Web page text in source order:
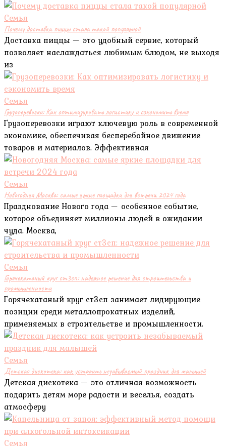
Семья
Почему доставка пиццы стала такой популярной
Доставка пиццы — это удобный сервис, который
позволяет наслаждаться любимым блюдом, не выходя
из
Семья
Грузоперевозки: Как оптимизировать логистику и сэкономить время
Грузоперевозки играют ключевую роль в современной
экономике, обеспечивая бесперебойное движение
товаров и материалов. Эффективная
Семья
Новогодняя Москва: самые яркие площадки для встречи 2024 года
Празднование Нового года — особенное событие,
которое объединяет миллионы людей в ожидании
чуда. Москва,
Семья
Горячекатаный круг ст3сп: надежное решение для строительства и
промышленности
Горячекатаный круг ст3сп занимает лидирующие
позиции среди металлопрокатных изделий,
применяемых в строительстве и промышленности.
Семья
Детская дискотека: как устроить незабываемый праздник для малышей
Детская дискотека — это отличная возможность
подарить детям море радости и веселья, создать
атмосферу
Семья